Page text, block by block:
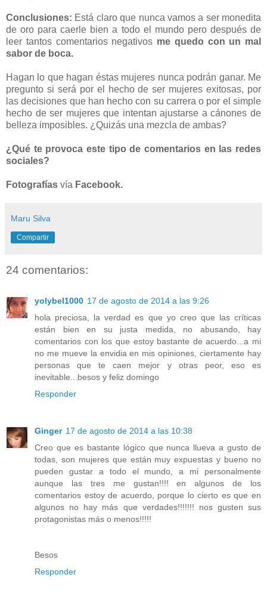
Conclusiones: Está claro que nunca vamos a ser monedita
de oro para caerle bien a todo el mundo pero después de
leer tantos comentarios negativos me quedo con un mal
sabor de boca.
Hagan lo que hagan éstas mujeres nunca podrán ganar. Me
pregunto si será por el hecho de ser mujeres exitosas, por
las decisiones que han hecho con su carrera o por el simple
hecho de ser mujeres que intentan ajustarse a cánones de
belleza imposibles. ¿Quizás una mezcla de ambas?
¿Qué te provoca este tipo de comentarios en las redes
sociales?
Fotografías vía Facebook.
Maru Silva
Compartir
24 comentarios:
yolybel1000 17 de agosto de 2014 a las 9:26
hola preciosa, la verdad es que yo creo que las críticas
están bien en su justa medida, no abusando, hay
comentarios con los que estoy bastante de acuerdo...a mi
no me mueve la envidia en mis opiniones, ciertamente hay
personas que te caen mejor y otras peor, eso es
inevitable...besos y feliz domingo
Responder
Ginger 17 de agosto de 2014 a las 10:38
Creo que es bastante lógico que nunca llueva a gusto de
todas, son mujeres que están muy expuestas y bueno no
pueden gustar a todo el mundo, a mi personalmente
aunque las tres me gustan!!!! en algunos de los
comentarios estoy de acuerdo, porque lo cierto es que en
algunos no hay más que verdades!!!!!!! nos gusten sus
protagonistas más o menos!!!!!
Besos
Responder